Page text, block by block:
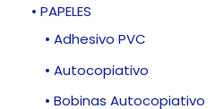
• PAPELES
• Adhesivo PVC
• Autocopiativo
• Bobinas Autocopiativo